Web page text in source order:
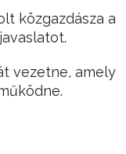
közgazdásza a
vezetne, amely